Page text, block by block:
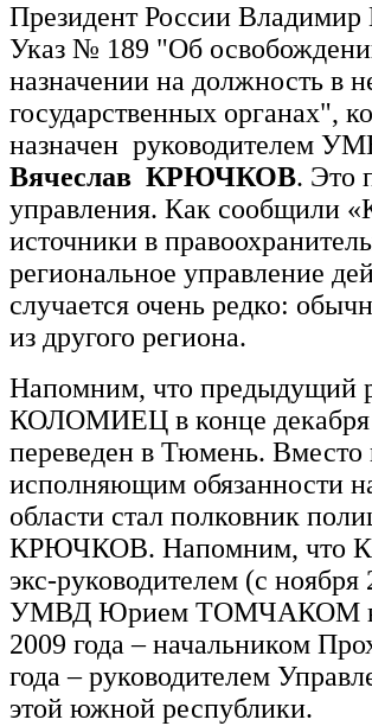
Президент России
Указ № 189 "Об
назначении на должность в
государственных органах",
назначен руководителем
Вячеслав КРЮЧКОВ. Это
управления. Как сообщили
источники в
региональное управление
случается очень редко:
из другого региона.
Напомним, что предыдущий
КОЛОМИЕЦ в конце декабря
переведен в Тюмень. Вместо
исполняющим обязанности
области стал полковник
КРЮЧКОВ. Напомним, что
экс-руководителем (с
УМВД Юрием ТОМЧАКОМ в
2009 года – начальником
года – руководителем
этой южной республики.